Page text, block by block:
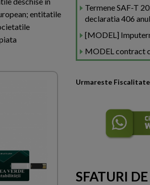
entitatile
Termene SAF-T
declaratia 406
[MODEL]
MODEL contract
Urmareste
SFATURI